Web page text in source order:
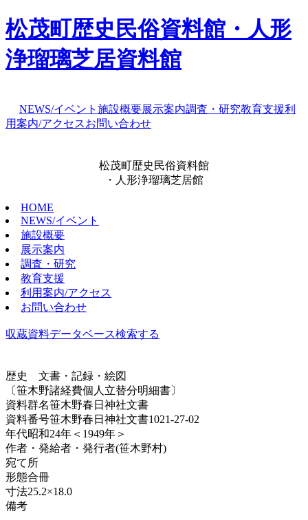
松茂町歴史民俗資料館・人形
浄瑠璃芝居資料館
NEWS/イベント 施設概要展示案内調査・研究教育支援利
用案内/アクセスお問い合わせ
松茂町歴史民俗資料館
・人形浄瑠璃芝居館
HOME
NEWS/イベント
施設概要
展示案内
調査・研究
教育支援
利用案内/アクセス
お問い合わせ
収蔵資料データベース検索する
歴史
文書・記録・絵図
〔笹木野諸経費個人立替分明細書〕
資料群名笹木野春日神社文書
資料番号笹木野春日神社文書1021-27-02
年代昭和24年＜1949年＞
作者・発給者・発行者(笹木野村)
宛て所
形態合冊
寸法25.2×18.0
備考